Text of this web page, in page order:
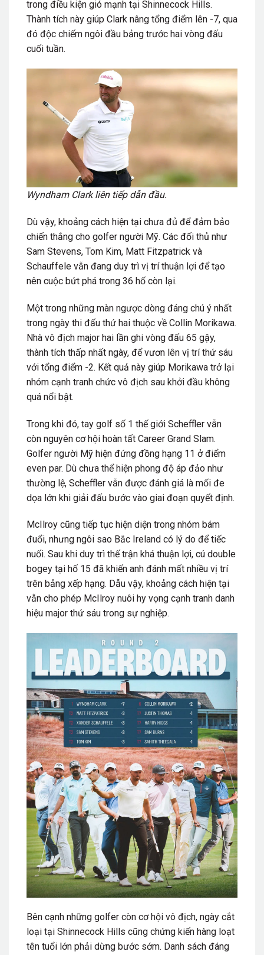
trong điều kiện gió mạnh tại Shinnecock Hills.
Thành tích này giúp Clark nâng tổng điểm lên -7, qua
đó độc chiếm ngôi đầu bảng trước hai vòng đấu
cuối tuần.
Wyndham Clark liên tiếp dẫn đầu.
Dù vậy, khoảng cách hiện tại chưa đủ để đảm bảo
chiến thắng cho golfer người Mỹ. Các đối thủ như
Sam Stevens, Tom Kim, Matt Fitzpatrick và
Schauffele vẫn đang duy trì vị trí thuận lợi để tạo
nên cuộc bứt phá trong 36 hố còn lại.
Một trong những màn ngược dòng đáng chú ý nhất
trong ngày thi đấu thứ hai thuộc về Collin Morikawa.
Nhà vô địch major hai lần ghi vòng đấu 65 gậy,
thành tích thấp nhất ngày, để vươn lên vị trí thứ sáu
với tổng điểm -2. Kết quả này giúp Morikawa trở lại
nhóm cạnh tranh chức vô địch sau khởi đầu không
quá nổi bật.
Trong khi đó, tay golf số 1 thế giới Scheffler vẫn
còn nguyên cơ hội hoàn tất Career Grand Slam.
Golfer người Mỹ hiện đứng đồng hạng 11 ở điểm
even par. Dù chưa thể hiện phong độ áp đảo như
thường lệ, Scheffler vẫn được đánh giá là mối đe
dọa lớn khi giải đấu bước vào giai đoạn quyết định.
McIlroy cũng tiếp tục hiện diện trong nhóm bám
đuổi, nhưng ngôi sao Bắc Ireland có lý do để tiếc
nuối. Sau khi duy trì thế trận khá thuận lợi, cú double
bogey tại hố 15 đã khiến anh đánh mất nhiều vị trí
trên bảng xếp hạng. Dẫu vậy, khoảng cách hiện tại
vẫn cho phép McIlroy nuôi hy vọng cạnh tranh danh
hiệu major thứ sáu trong sự nghiệp.
Bên cạnh những golfer còn cơ hội vô địch, ngày cắt
loại tại Shinnecock Hills cũng chứng kiến hàng loạt
tên tuổi lớn phải dừng bước sớm. Danh sách đáng